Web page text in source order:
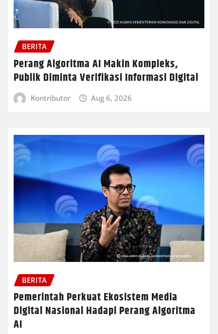
BERITA
Perang Algoritma AI Makin Kompleks,
Publik Diminta Verifikasi Informasi Digital
Kontributor Aug 6, 2026
BERITA
Pemerintah Perkuat Ekosistem Media
Digital Nasional Hadapi Perang Algoritma
AI